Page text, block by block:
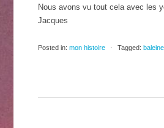
Nous avons vu tout cela avec les
Jacques
Posted in: mon histoire ⋅ Tagged: